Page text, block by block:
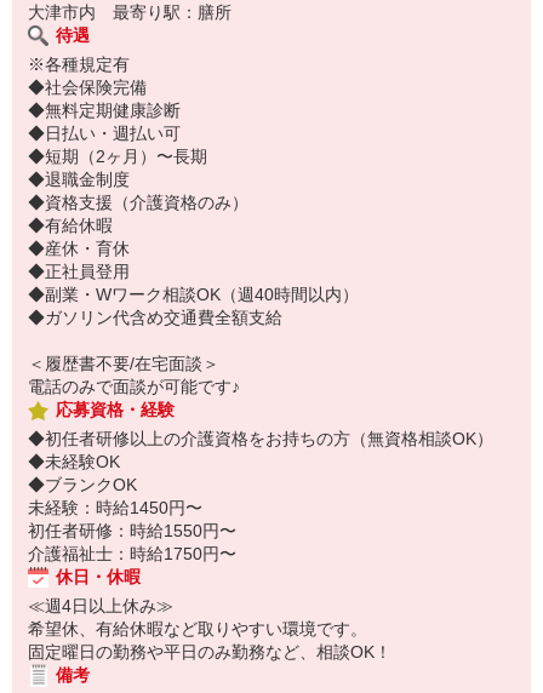
※慣らし日勤あり
大津市内 最寄り駅：膳所
待遇
※各種規定有
◆社会保険完備
◆無料定期健康診断
◆日払い・週払い可
◆短期（2ヶ月）〜長期
◆退職金制度
◆資格支援（介護資格のみ）
◆有給休暇
◆産休・育休
◆正社員登用
◆副業・Wワーク相談OK（週40時間以内）
◆ガソリン代含め交通費全額支給
＜履歴書不要/在宅面談＞
電話のみで面談が可能です♪
応募資格・経験
◆初任者研修以上の介護資格をお持ちの方（無資格相談OK）
◆未経験OK
◆ブランクOK
未経験：時給1450円〜
初任者研修：時給1550円〜
介護福祉士：時給1750円〜
休日・休暇
≪週4日以上休み≫
希望休、有給休暇など取りやすい環境です。
固定曜日の勤務や平日のみ勤務など、相談OK！
備考